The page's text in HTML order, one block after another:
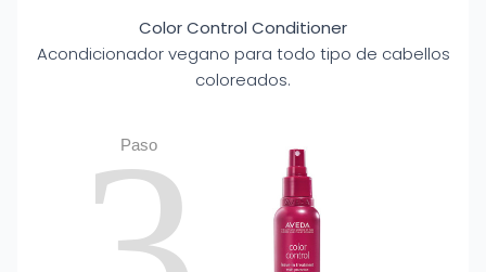
Color Control Conditioner
Acondicionador vegano para todo tipo de cabellos
coloreados.
Paso